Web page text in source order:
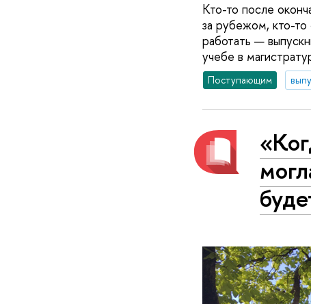
Кто-то после
за рубежом, кто-то
работать —
учебе в
Поступающим